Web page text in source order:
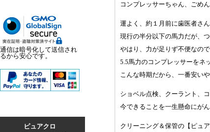
通信は暗号化して送信され
るから安心です。
ピュアクロ
コンプレッサーちゃん、ごめん
運よく、約１月前に歯医者さ
現行の半分以下の馬力だが、
やはり、力が足りず不便なの
5.5馬力のコンプレッサーをネ
こんな時期だから、一番安い
ショベル点検、クーラント、
今できることを一生懸命にがん
クリーニング＆保管の【ピュア